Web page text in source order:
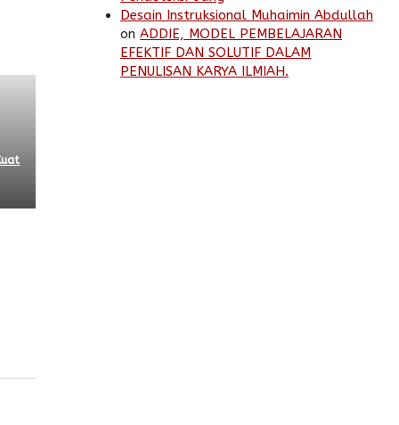
Desain Instruksional Muhaimin Abdullah
on ADDIE, MODEL PEMBELAJARAN
EFEKTIF DAN SOLUTIF DALAM
PENULISAN KARYA ILMIAH.